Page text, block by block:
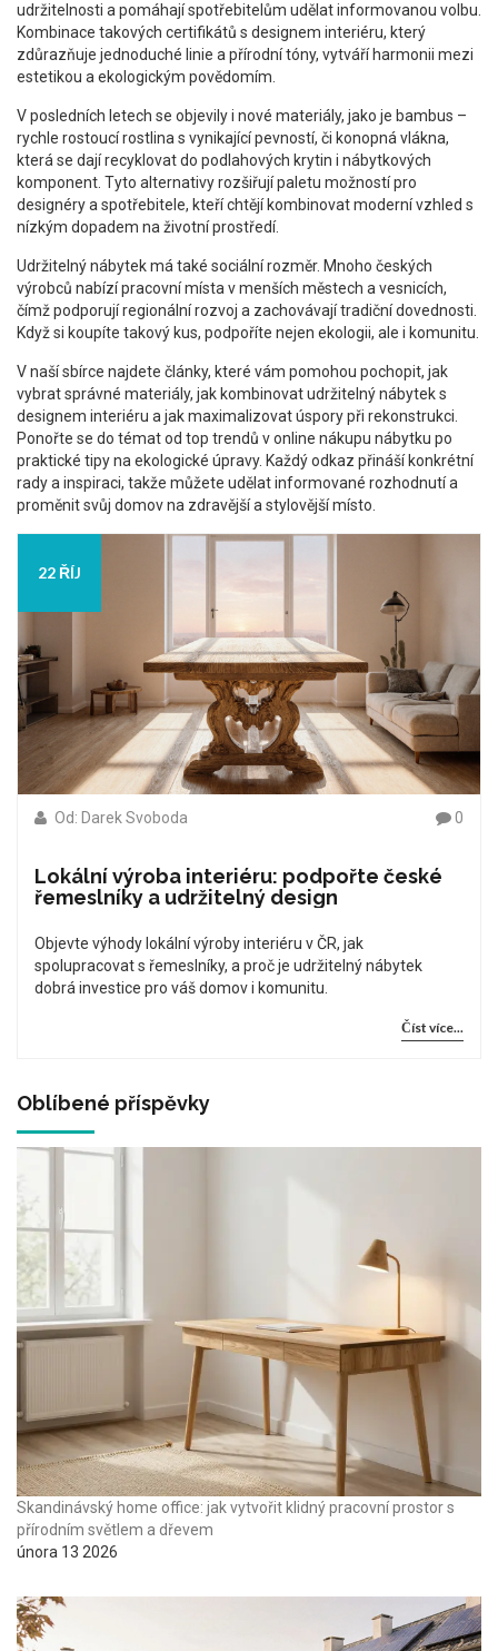
udržitelnosti a pomáhají spotřebitelům udělat informovanou volbu.
Kombinace takových certifikátů s designem interiéru, který
zdůrazňuje jednoduché linie a přírodní tóny, vytváří harmonii mezi
estetikou a ekologickým povědomím.
V posledních letech se objevily i nové materiály, jako je bambus –
rychle rostoucí rostlina s vynikající pevností, či konopná vlákna,
která se dají recyklovat do podlahových krytin i nábytkových
komponent. Tyto alternativy rozšiřují paletu možností pro
designéry a spotřebitele, kteří chtějí kombinovat moderní vzhled s
nízkým dopadem na životní prostředí.
Udržitelný nábytek má také sociální rozměr. Mnoho českých
výrobců nabízí pracovní místa v menších městech a vesnicích,
čímž podporují regionální rozvoj a zachovávají tradiční dovednosti.
Když si koupíte takový kus, podpoříte nejen ekologii, ale i komunitu.
V naší sbírce najdete články, které vám pomohou pochopit, jak
vybrat správné materiály, jak kombinovat udržitelný nábytek s
designem interiéru a jak maximalizovat úspory při rekonstrukci.
Ponořte se do témat od top trendů v online nákupu nábytku po
praktické tipy na ekologické úpravy. Každý odkaz přináší konkrétní
rady a inspiraci, takže můžete udělat informované rozhodnutí a
proměnit svůj domov na zdravější a stylovější místo.
22 ŘÍJ
Od: Darek Svoboda 0
Lokální výroba interiéru: podpořte české
řemeslníky a udržitelný design
Objevte výhody lokální výroby interiéru v ČR, jak
spolupracovat s řemeslníky, a proč je udržitelný nábytek
dobrá investice pro váš domov i komunitu.
Číst více...
Oblíbené příspěvky
Skandinávský home office: jak vytvořit klidný pracovní prostor s
přírodním světlem a dřevem
února 13 2026